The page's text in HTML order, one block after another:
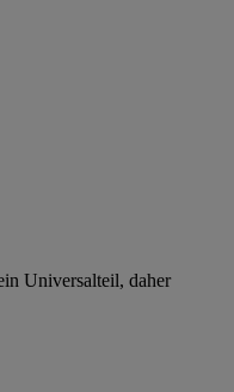
Universalteil, daher